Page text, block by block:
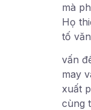
mà
Họ
tố
vấn
may
xuất
cùng